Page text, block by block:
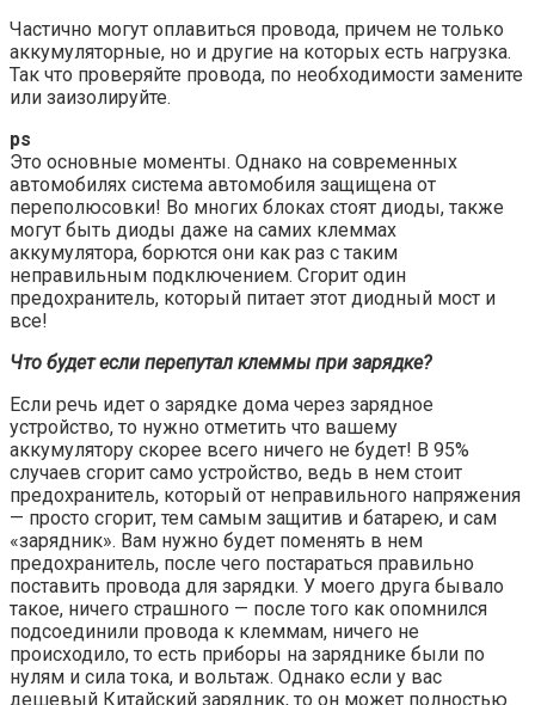
Частично могут оплавиться провода, причем не только
аккумуляторные, но и другие на которых есть нагрузка.
Так что проверяйте провода, по необходимости замените
или заизолируйте.
ps
Это основные моменты. Однако на современных
автомобилях система автомобиля защищена от
переполюсовки! Во многих блоках стоят диоды, также
могут быть диоды даже на самих клеммах
аккумулятора, борются они как раз с таким
неправильным подключением. Сгорит один
предохранитель, который питает этот диодный мост и
все!
Что будет если перепутал клеммы при зарядке?
Если речь идет о зарядке дома через зарядное
устройство, то нужно отметить что вашему
аккумулятору скорее всего ничего не будет! В 95%
случаев сгорит само устройство, ведь в нем стоит
предохранитель, который от неправильного напряжения
— просто сгорит, тем самым защитив и батарею, и сам
«зарядник». Вам нужно будет поменять в нем
предохранитель, после чего постараться правильно
поставить провода для зарядки. У моего друга бывало
такое, ничего страшного — после того как опомнился
подсоединили провода к клеммам, ничего не
происходило, то есть приборы на заряднике были по
нулям и сила тока, и вольтаж. Однако если у вас
дешевый Китайский зарядник, то он может полностью